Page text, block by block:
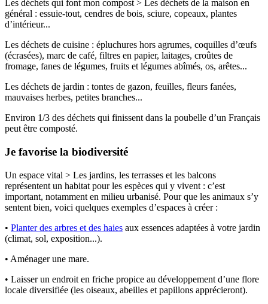
Les déchets qui font mon compost > Les déchets de la maison en
général : essuie-tout, cendres de bois, sciure, copeaux, plantes
d’intérieur...
Les déchets de cuisine : épluchures hors agrumes, coquilles d’œufs
(écrasées), marc de café, filtres en papier, laitages, croûtes de
fromage, fanes de légumes, fruits et légumes abîmés, os, arêtes...
Les déchets de jardin : tontes de gazon, feuilles, fleurs fanées,
mauvaises herbes, petites branches...
Environ 1/3 des déchets qui finissent dans la poubelle d’un Français
peut être composté.
Je favorise la biodiversité
Un espace vital > Les jardins, les terrasses et les balcons
représentent un habitat pour les espèces qui y vivent : c’est
important, notamment en milieu urbanisé. Pour que les animaux s’y
sentent bien, voici quelques exemples d’espaces à créer :
• Planter des arbres et des haies aux essences adaptées à votre jardin
(climat, sol, exposition...).
• Aménager une mare.
• Laisser un endroit en friche propice au développement d’une flore
locale diversifiée (les oiseaux, abeilles et papillons apprécieront).